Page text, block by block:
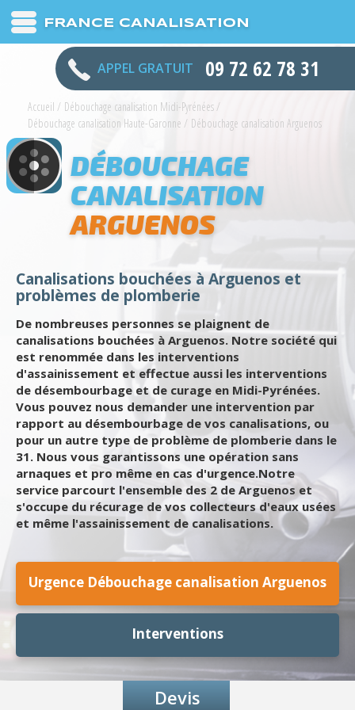
FRANCE CANALISATION
APPEL GRATUIT 09 72 62 78 31
Accueil / Débouchage canalisation Midi-Pyrénées/
Débouchage canalisation Haute-Garonne / Débouchage canalisation Arguenos
DÉBOUCHAGE
CANALISATION
ARGUENOS
Canalisations bouchées à Arguenos et
problèmes de plomberie
De nombreuses personnes se plaignent de
canalisations bouchées à Arguenos. Notre société qui
est renommée dans les interventions
d'assainissement et effectue aussi les interventions
de désembourbage et de curage en Midi-Pyrénées.
Vous pouvez nous demander une intervention par
rapport au désembourbage de vos canalisations, ou
pour un autre type de problème de plomberie dans le
31. Nous vous garantissons une opération sans
arnaques et pro même en cas d'urgence.Notre
service parcourt l'ensemble des 2 de Arguenos et
s'occupe du récurage de vos collecteurs d'eaux usées
et même l'assainissement de canalisations.
Urgence Débouchage canalisation Arguenos
Interventions
Devis